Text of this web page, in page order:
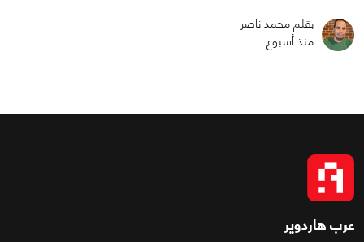
بقلم محمد ناصر
منذ أسبوع
عرب هاردوير